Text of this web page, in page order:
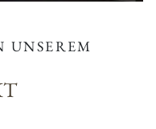
UNSEREM